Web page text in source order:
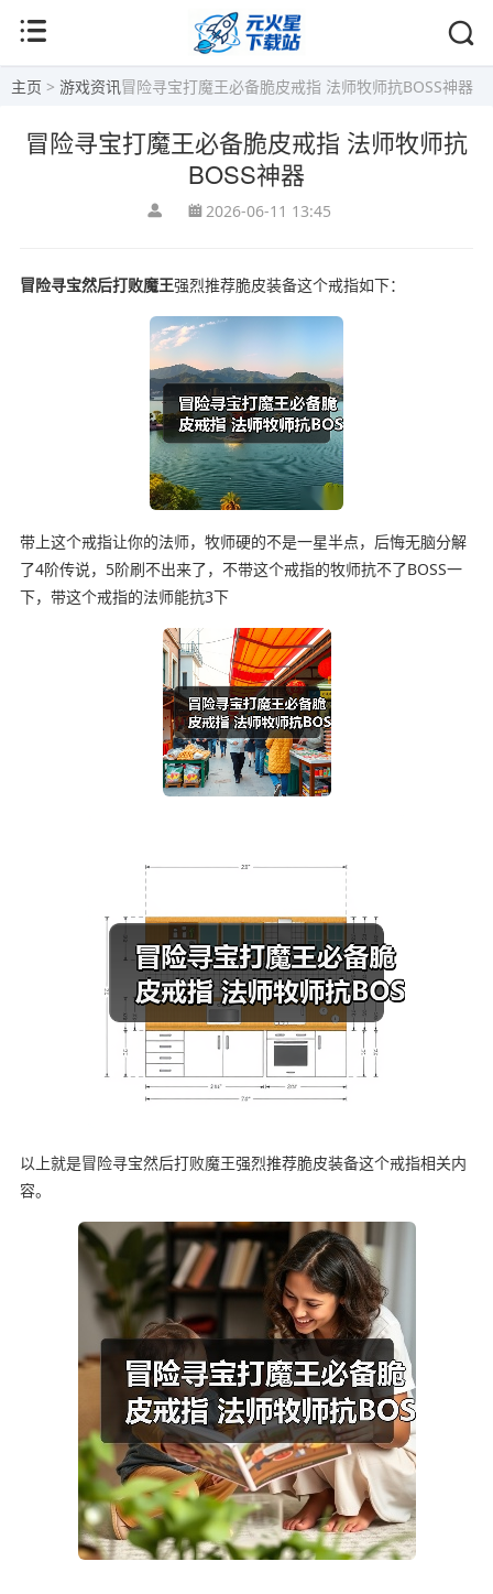
主页 > 游戏资讯冒险寻宝打魔王必备脆皮戒指 法师牧师抗BOSS神器
冒险寻宝打魔王必备脆皮戒指 法师牧师抗
BOSS神器
2026-06-11 13:45
冒险寻宝然后打败魔王强烈推荐脆皮装备这个戒指如下：
带上这个戒指让你的法师，牧师硬的不是一星半点，后悔无脑分解
了4阶传说，5阶刷不出来了，不带这个戒指的牧师抗不了BOSS一
下，带这个戒指的法师能抗3下
以上就是冒险寻宝然后打败魔王强烈推荐脆皮装备这个戒指相关内
容。